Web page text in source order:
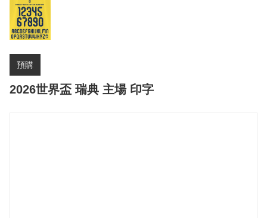
預購
2026世界盃 瑞典 主場 印字